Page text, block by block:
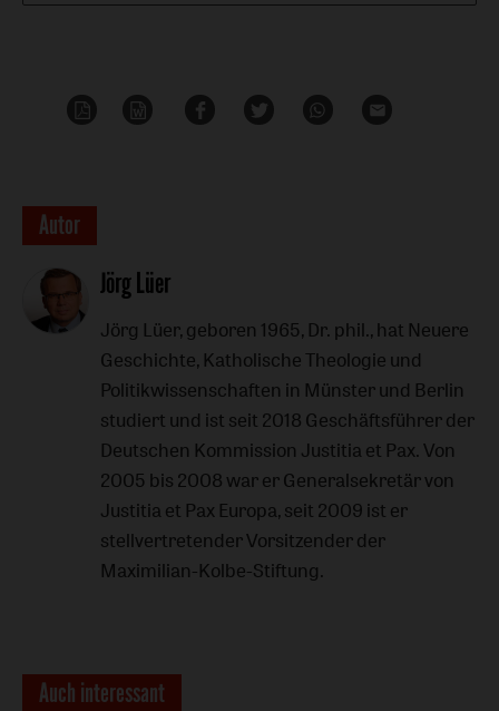
Überschrift
Artikel-
Infos
Autor
Jörg Lüer
Jörg Lüer, geboren 1965, Dr. phil., hat Neuere
Geschichte, Katholische Theologie und
Politikwissenschaften in Münster und Berlin
studiert und ist seit 2018 Geschäftsführer der
Deutschen Kommission Justitia et Pax. Von
2005 bis 2008 war er Generalsekretär von
Justitia et Pax Europa, seit 2009 ist er
stellvertretender Vorsitzender der
Maximilian-Kolbe-Stiftung.
Auch interessant